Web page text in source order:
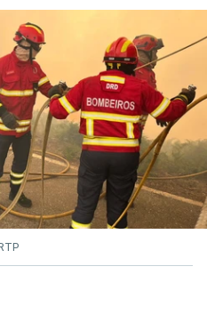
estimam que vai levar
o fogo. Mais de
no terreno no combate